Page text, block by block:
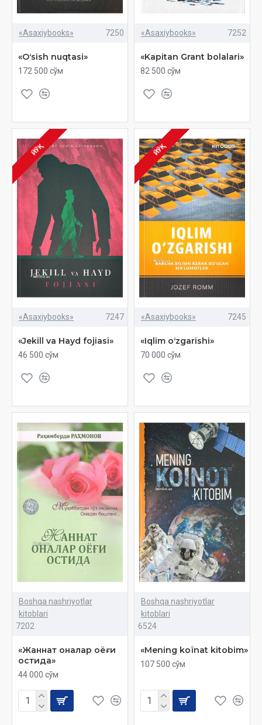
«Asaxiybooks» 7250
«Oʻsish nuqtasi»
172 500 сўм
«Asaxiybooks» 7252
«Kapitan Grant bolalari»
82 500 сўм
ЙЎҚ
«Asaxiybooks» 7247
«Jekill va Hayd fojiasi»
46 500 сўм
ЙЎҚ
«Asaxiybooks» 7245
«Iqlim oʻzgarishi»
70 000 сўм
Boshqa nashriyotlar
kitoblari
7202
«Жаннат оналар оёғи
остида»
44 000 сўм
Boshqa nashriyotlar
kitoblari
6524
«Mening koïnat kitobim»
107 500 сўм